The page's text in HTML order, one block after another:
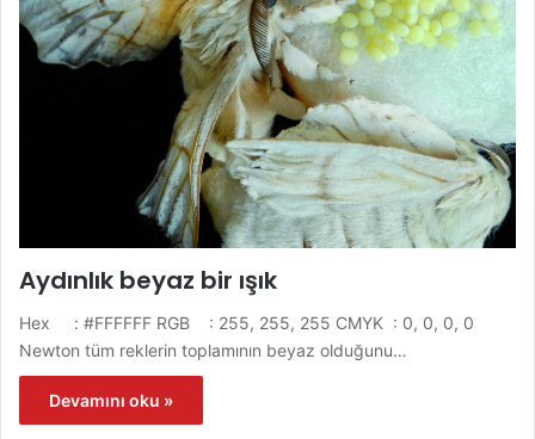
Aydınlık beyaz bir ışık
Hex : #FFFFFF RGB : 255, 255, 255 CMYK : 0, 0, 0, 0
Newton tüm reklerin toplamının beyaz olduğunu…
Devamını oku »